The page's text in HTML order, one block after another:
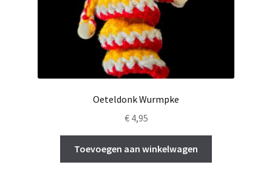
Oeteldonk Wurmpke
€4,95
Toevoegen aan winkelwagen